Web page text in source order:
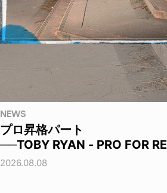
NEWS
プロ昇格パート
──TOBY RYAN - PRO FOR
2026.08.08